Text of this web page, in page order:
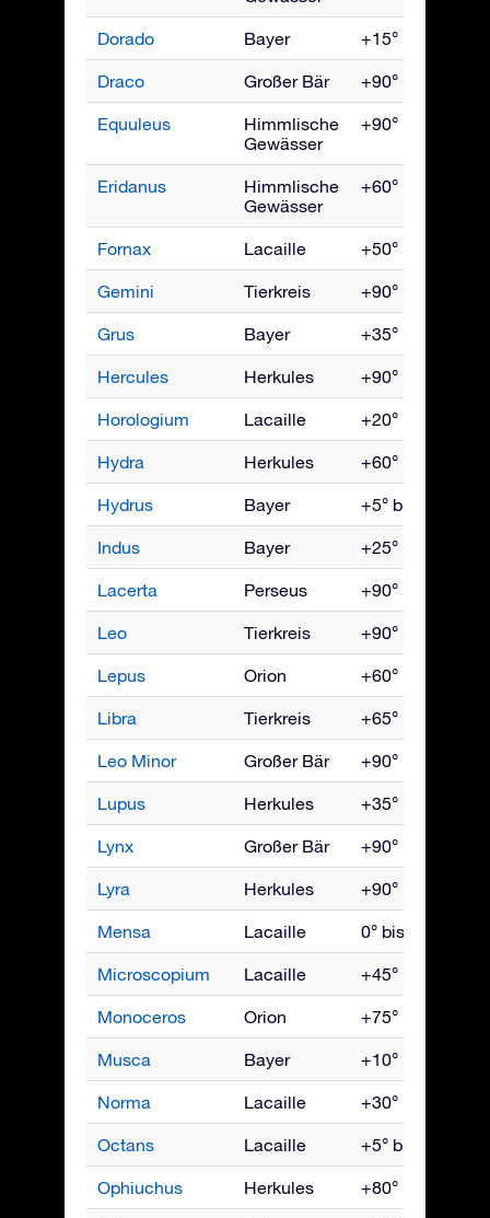
Dorado Bayer +15° bis -90°
Draco Großer Bär +90° bis -15°
Equuleus
Himmlische
Gewässer
+90° bis -70°
Eridanus
Himmlische
Gewässer
+60° bis -90°
Fornax Lacaille +50° bis -90°
Gemini Tierkreis +90° bis -60°
Grus Bayer +35° bis -90°
Hercules Herkules +90° bis -50°
Horologium Lacaille +20° bis -90°
Hydra Herkules +60° bis -90°
Hydrus Bayer +5° bis -90°
Indus Bayer +25° bis -90°
Lacerta Perseus +90° bis -35°
Leo Tierkreis +90° bis -65°
Lepus Orion +60° bis -90°
Libra Tierkreis +65° bis -90°
Leo Minor Großer Bär +90° bis -45°
Lupus Herkules +35° bis -90°
Lynx Großer Bär +90° bis -35°
Lyra Herkules +90° bis -40°
Mensa Lacaille 0° bis -90°
Microscopium Lacaille +45° bis -90°
Monoceros Orion +75° bis -85°
Musca Bayer +10° bis -90°
Norma Lacaille +30° bis -90°
Octans Lacaille +5° bis -90°
Ophiuchus Herkules +80° bis -80°